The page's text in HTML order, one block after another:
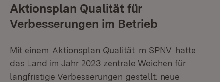
Aktionsplan Qualität für
Verbesserungen im Betrieb
Mit einem Aktionsplan Qualität im SPNV hatte
das Land im Jahr 2023 zentrale Weichen für
langfristige Verbesserungen gestellt: neue